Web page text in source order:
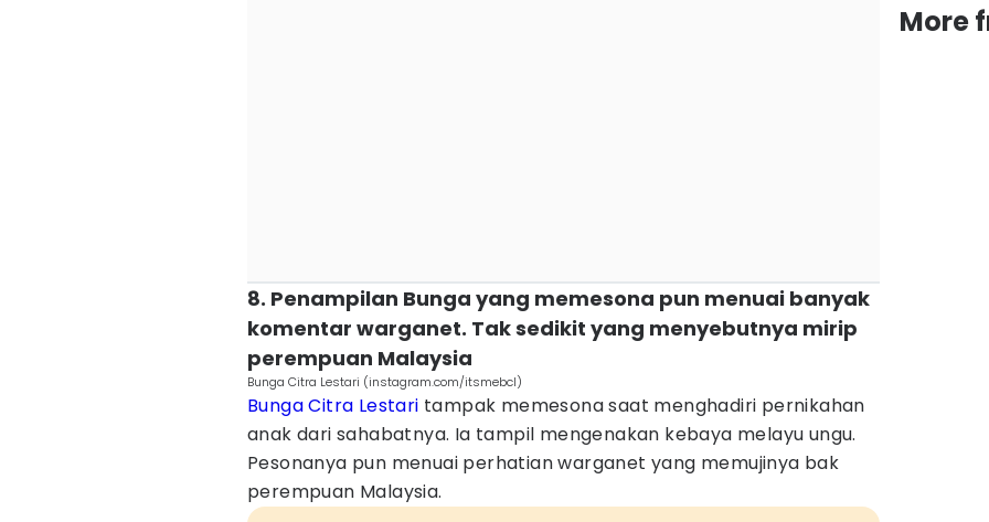
8. Penampilan Bunga yang memesona pun menuai banyak
komentar warganet. Tak sedikit yang menyebutnya mirip
perempuan Malaysia
Bunga Citra Lestari (instagram.com/itsmebcl)
Bunga Citra Lestari tampak memesona saat menghadiri pernikahan
anak dari sahabatnya. Ia tampil mengenakan kebaya melayu ungu.
Pesonanya pun menuai perhatian warganet yang memujinya bak
perempuan Malaysia.
More